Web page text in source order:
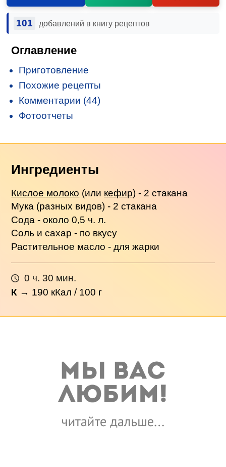
101 добавлений в книгу рецептов
Оглавление
Приготовление
Похожие рецепты
Комментарии (44)
Фотоотчеты
Ингредиенты
Кислое молоко (или кефир) - 2 стакана
Мука (разных видов) - 2 стакана
Сода - около 0,5 ч. л.
Соль и сахар - по вкусу
Растительное масло - для жарки
0 ч. 30 мин.
К → 190 кКал / 100 г